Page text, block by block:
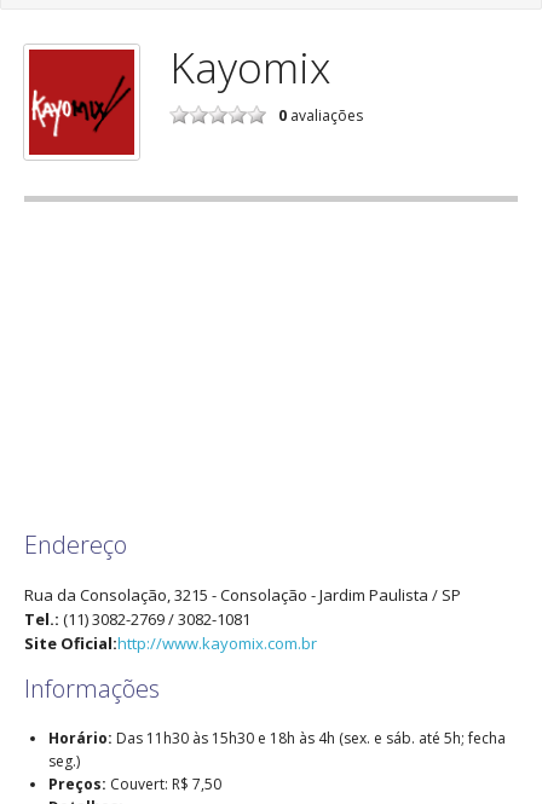
Kayomix
0 avaliações
Endereço
Rua da Consolação, 3215 - Consolação -Jardim Paulista / SP
Tel.: (11) 3082-2769 / 3082-1081
Site Oficial:http://www.kayomix.com.br
Informações
Horário: Das 11h30 às 15h30 e 18h às 4h (sex. e sáb. até 5h; fecha
seg.)
Preços: Couvert: R$ 7,50